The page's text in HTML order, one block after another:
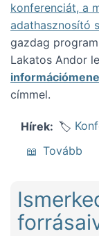
konferenciát, a
adathasznosító
gazdag
Lakatos Andor
címmel.
Hírek
Tovább